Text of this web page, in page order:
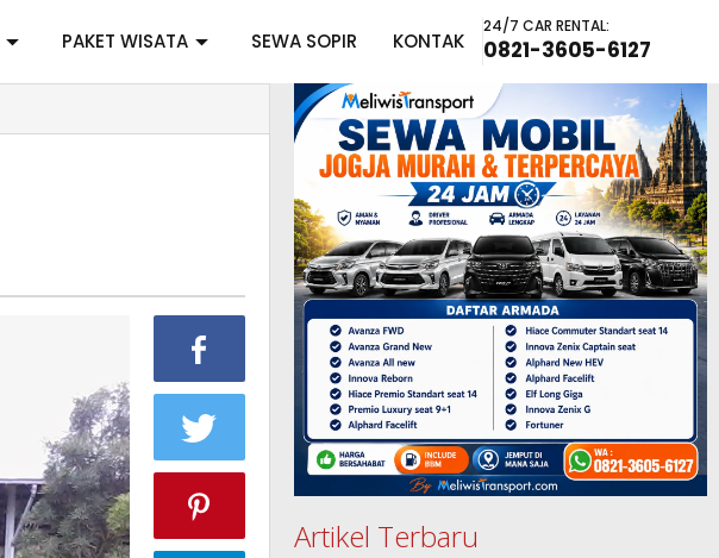
PAKET WISATA SEWA SOPIR KONTAK
24/7 CAR RENTAL:
0821-3605-6127
Artikel Terbaru